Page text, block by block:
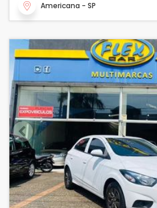
Americana - SP